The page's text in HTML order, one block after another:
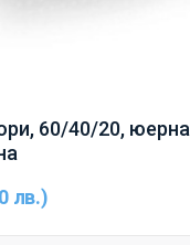
60/40/20, юерна
лв.)